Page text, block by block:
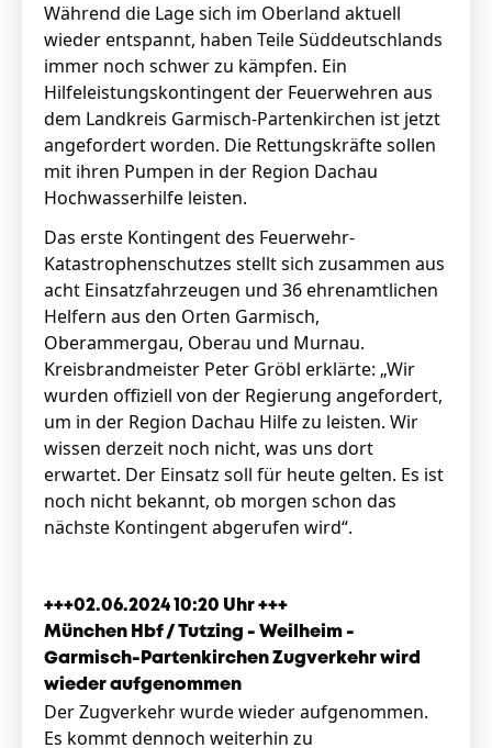
Während die Lage sich im Oberland aktuell
wieder entspannt, haben Teile Süddeutschlands
immer noch schwer zu kämpfen. Ein
Hilfeleistungskontingent der Feuerwehren aus
dem Landkreis Garmisch-Partenkirchen ist jetzt
angefordert worden. Die Rettungskräfte sollen
mit ihren Pumpen in der Region Dachau
Hochwasserhilfe leisten.
Das erste Kontingent des Feuerwehr-
Katastrophenschutzes stellt sich zusammen aus
acht Einsatzfahrzeugen und 36 ehrenamtlichen
Helfern aus den Orten Garmisch,
Oberammergau, Oberau und Murnau.
Kreisbrandmeister Peter Gröbl erklärte: „Wir
wurden offiziell von der Regierung angefordert,
um in der Region Dachau Hilfe zu leisten. Wir
wissen derzeit noch nicht, was uns dort
erwartet. Der Einsatz soll für heute gelten. Es ist
noch nicht bekannt, ob morgen schon das
nächste Kontingent abgerufen wird“.
+++02.06.2024 10:20 Uhr +++
München Hbf / Tutzing - Weilheim -
Garmisch-Partenkirchen Zugverkehr wird
wieder aufgenommen
Der Zugverkehr wurde wieder aufgenommen.
Es kommt dennoch weiterhin zu